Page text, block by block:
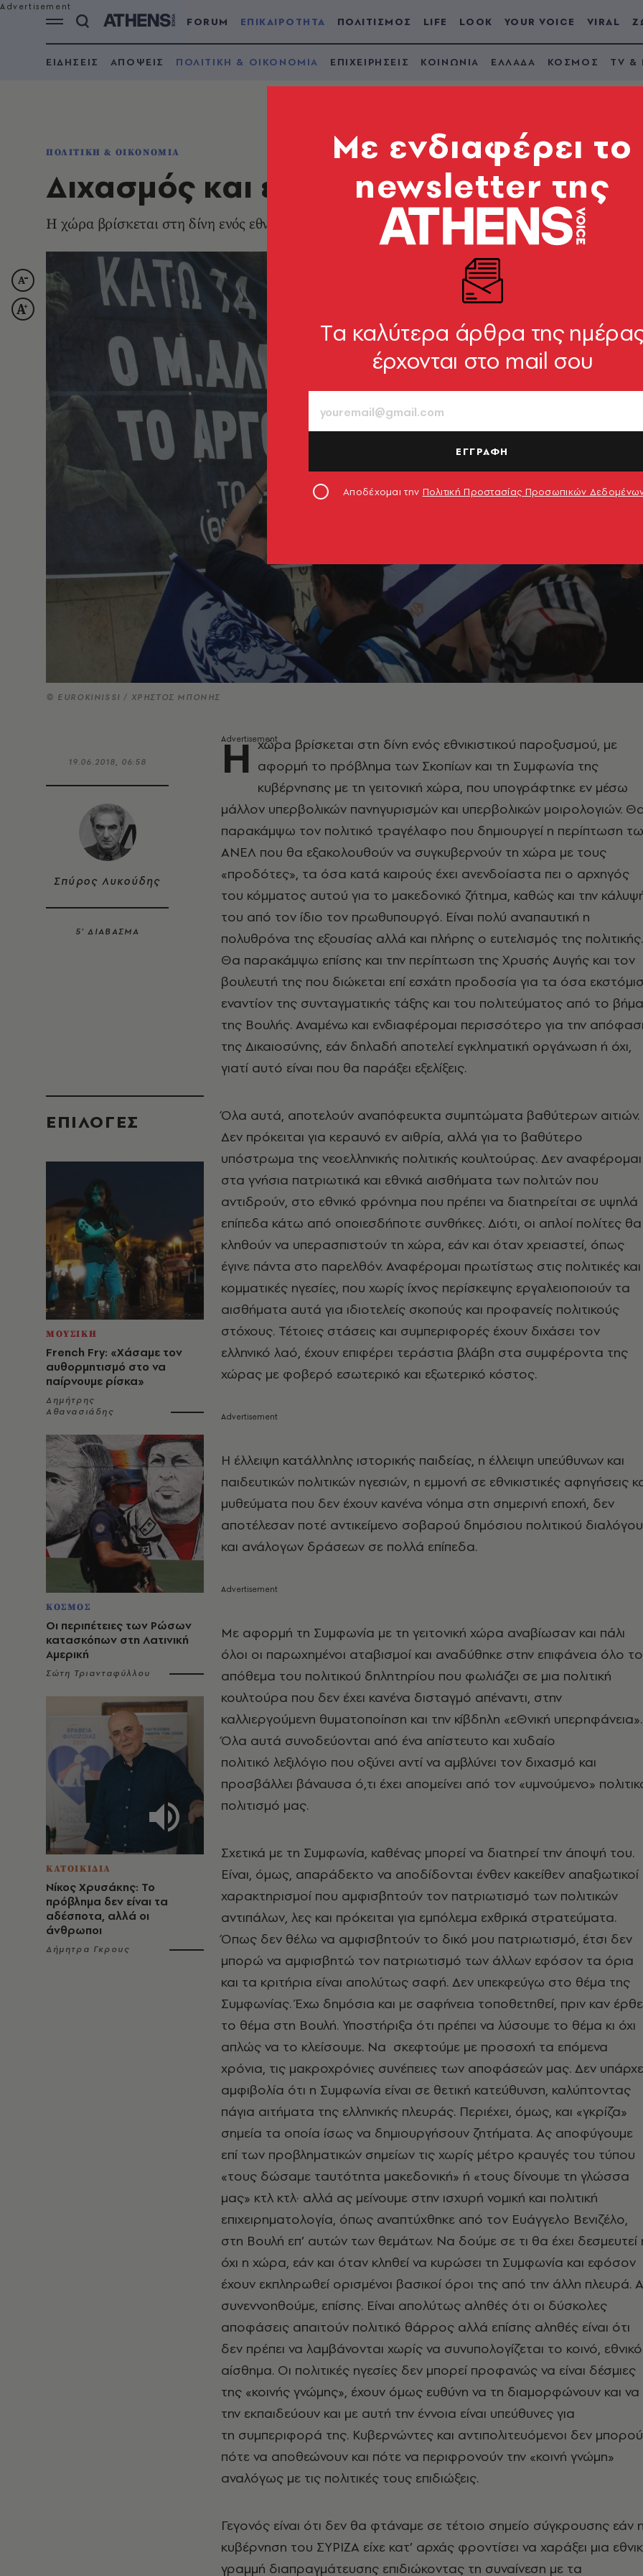
FORUM ΕΠΙΚΑΙΡΟΤΗΤΑ ΠΟΛΙΤΙΣΜΟΣ LIFE LOOK YOUR VOICE VIRAL
ΕΙΔΗΣΕΙΣ ΑΠΟΨΕΙΣ ΠΟΛΙΤΙΚΗ & ΟΙΚΟΝΟΜΙΑ ΕΠΙΧΕΙΡΗΣΕΙΣ ΚΟΙΝΩΝΙΑ ΕΛΛΑΔΑ ΚΟΣΜΟΣ TV &
ΠΟΛΙΤΙΚΗ & ΟΙΚΟΝΟΜΙΑ
Διχασμός και εθνικιστικός
Η χώρα βρίσκεται στη δίνη ενός εθνικιστικού παροξυσμού
© EUROKINISSI / ΧΡΗΣΤΟΣ ΜΠΟΝΗΣ
19.06.2018, 06:58
Σπύρος Λυκούδης
5’ ΔΙΑΒΑΣΜΑ
EΠΙΛΟΓΈΣ
ΜΟΥΣΙΚΗ
French Fry: «Χάσαμε τον
αυθορμητισμό στο να
παίρνουμε ρίσκα»
Δημήτρης
Αθανασιάδης
ΚΟΣΜΟΣ
Οι περιπέτειες των Ρώσων
κατασκόπων στη Λατινική
Αμερική
Σώτη Τριανταφύλλου
ΚΑΤΟΙΚΙΔΙΑ
Νίκος Χρυσάκης: Το
πρόβλημα δεν είναι τα
αδέσποτα, αλλά οι
άνθρωποι
Δήμητρα Γκρους
Η χώρα βρίσκεται στη δίνη ενός εθνικιστικού παροξυσμού, με
αφορμή το πρόβλημα των Σκοπίων και τη Συμφωνία της
κυβέρνησης με τη γειτονική χώρα, που υπογράφτηκε εν μέσω
μάλλον υπερβολικών πανηγυρισμών και υπερβολικών μοιρολογιών.
παρακάμψω τον πολιτικό τραγέλαφο που δημιουργεί η περίπτωση
ΑΝΕΛ που θα εξακολουθούν να συγκυβερνούν τη χώρα με τους
«προδότες», τα όσα κατά καιρούς έχει ανενδοίαστα πει ο αρχηγός
του κόμματος αυτού για το μακεδονικό ζήτημα, καθώς και την
του από τον ίδιο τον πρωθυπουργό. Είναι πολύ αναπαυτική η
πολυθρόνα της εξουσίας αλλά και πλήρης ο ευτελισμός της πολιτικής.
Θα παρακάμψω επίσης και την περίπτωση της Χρυσής Αυγής και τον
βουλευτή της που διώκεται επί εσχάτη προδοσία για τα όσα
εναντίον της συνταγματικής τάξης και του πολιτεύματος από το βήμα
της Βουλής. Αναμένω και ενδιαφέρομαι περισσότερο για την
της Δικαιοσύνης, εάν δηλαδή αποτελεί εγκληματική οργάνωση ή όχι,
γιατί αυτό είναι που θα παράξει εξελίξεις.
Όλα αυτά, αποτελούν αναπόφευκτα συμπτώματα βαθύτερων αιτιών.
Δεν πρόκειται για κεραυνό εν αιθρία, αλλά για το βαθύτερο
υπόστρωμα της νεοελληνικής πολιτικής κουλτούρας. Δεν αναφέρομαι
στα γνήσια πατριωτικά και εθνικά αισθήματα των πολιτών που
αντιδρούν, στο εθνικό φρόνημα που πρέπει να διατηρείται σε υψηλά
επίπεδα κάτω από οποιεσδήποτε συνθήκες. Διότι, οι απλοί πολίτες θα
κληθούν να υπερασπιστούν τη χώρα, εάν και όταν χρειαστεί, όπως
έγινε πάντα στο παρελθόν. Αναφέρομαι πρωτίστως στις πολιτικές και
κομματικές ηγεσίες, που χωρίς ίχνος περίσκεψης εργαλειοποιούν τα
αισθήματα αυτά για ιδιοτελείς σκοπούς και προφανείς πολιτικούς
στόχους. Τέτοιες στάσεις και συμπεριφορές έχουν διχάσει τον
ελληνικό λαό, έχουν επιφέρει τεράστια βλάβη στα συμφέροντα της
χώρας με φοβερό εσωτερικό και εξωτερικό κόστος.
Η έλλειψη κατάλληλης ιστορικής παιδείας, η έλλειψη υπεύθυνων και
παιδευτικών πολιτικών ηγεσιών, η εμμονή σε εθνικιστικές αφηγήσεις
μυθεύματα που δεν έχουν κανένα νόημα στη σημερινή εποχή, δεν
αποτέλεσαν ποτέ αντικείμενο σοβαρού δημόσιου πολιτικού διαλόγου
και ανάλογων δράσεων σε πολλά επίπεδα.
Με αφορμή τη Συμφωνία με τη γειτονική χώρα αναβίωσαν και πάλι
όλοι οι παρωχημένοι αταβισμοί και αναδύθηκε στην επιφάνεια όλο το
απόθεμα του πολιτικού δηλητηρίου που φωλιάζει σε μια πολιτική
κουλτούρα που δεν έχει κανένα δισταγμό απέναντι, στην
καλλιεργούμενη θυματοποίηση και την κίβδηλη «εΘνική υπερηφάνεια».
Όλα αυτά συνοδεύονται από ένα απίστευτο και χυδαίο
πολιτικό λεξιλόγιο που οξύνει αντί να αμβλύνει τον διχασμό και
προσβάλλει βάναυσα ό,τι έχει απομείνει από τον «υμνούμενο»
πολιτισμό μας.
Σχετικά με τη Συμφωνία, καθένας μπορεί να διατηρεί την άποψή του.
Είναι, όμως, απαράδεκτο να αποδίδονται ένθεν κακείθεν απαξιωτικοί
χαρακτηρισμοί που αμφισβητούν τον πατριωτισμό των πολιτικών
αντιπάλων, λες και πρόκειται για εμπόλεμα εχθρικά στρατεύματα.
Όπως δεν θέλω να αμφισβητούν το δικό μου πατριωτισμό, έτσι δεν
μπορώ να αμφισβητώ τον πατριωτισμό των άλλων εφόσον τα όρια
και τα κριτήρια είναι απολύτως σαφή. Δεν υπεκφεύγω στο θέμα της
Συμφωνίας. Έχω δημόσια και με σαφήνεια τοποθετηθεί, πριν καν
το θέμα στη Βουλή. Υποστήριξα ότι πρέπει να λύσουμε το θέμα κι όχι
απλώς να το κλείσουμε. Να σκεφτούμε με προσοχή τα επόμενα
χρόνια, τις μακροχρόνιες συνέπειες των αποφάσεών μας. Δεν
αμφιβολία ότι η Συμφωνία είναι σε θετική κατεύθυνση, καλύπτοντας
πάγια αιτήματα της ελληνικής πλευράς. Περιέχει, όμως, και «γκρίζα»
σημεία τα οποία ίσως να δημιουργήσουν ζητήματα. Ας αποφύγουμε
επί των προβληματικών σημείων τις χωρίς μέτρο κραυγές του τύπου
«τους δώσαμε ταυτότητα μακεδονική» ή «τους δίνουμε τη γλώσσα
μας» κτλ κτλ· αλλά ας μείνουμε στην ισχυρή νομική και πολιτική
επιχειρηματολογία, όπως αναπτύχθηκε από τον Ευάγγελο Βενιζέλο,
στη Βουλή επ’ αυτών των θεμάτων. Να δούμε σε τι θα έχει δεσμευτεί
όχι η χώρα, εάν και όταν κληθεί να κυρώσει τη Συμφωνία και εφόσον
έχουν εκπληρωθεί ορισμένοι βασικοί όροι της από την άλλη πλευρά.
συνεννοηθούμε, επίσης. Είναι απολύτως αληθές ότι οι δύσκολες
αποφάσεις απαιτούν πολιτικό θάρρος αλλά επίσης αληθές είναι ότι
δεν πρέπει να λαμβάνονται χωρίς να συνυπολογίζεται το κοινό, εθνικό
αίσθημα. Οι πολιτικές ηγεσίες δεν μπορεί προφανώς να είναι δέσμιες
της «κοινής γνώμης», έχουν όμως ευθύνη να τη διαμορφώνουν και να
την εκπαιδεύουν και με αυτή την έννοια είναι υπεύθυνες για
τη συμπεριφορά της. Κυβερνώντες και αντιπολιτευόμενοι δεν
πότε να αποθεώνουν και πότε να περιφρονούν την «κοινή γνώμη»
αναλόγως με τις πολιτικές τους επιδιώξεις.
Γεγονός είναι ότι δεν θα φτάναμε σε τέτοιο σημείο σύγκρουσης εάν
κυβέρνηση του ΣΥΡΙΖΑ είχε κατ’ αρχάς φροντίσει να χαράξει μια
γραμμή διαπραγμάτευσης επιδιώκοντας τη συναίνεση με τα
Mε ενδιαφέρει το
newsletter της
Tα καλύτερα άρθρα της
έρχονται στο mail σου
ΕΓΓΡΑΦΗ
Αποδέχομαι την Πολιτική Προστασίας Προσωπικών